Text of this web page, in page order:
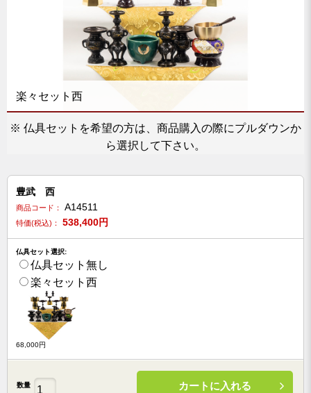
楽々セット西
※ 仏具セットを希望の方は、商品購入の際にプルダウンか
ら選択して下さい。
豊武 西
商品コード： A14511
特価(税込)： 538,400円
仏具セット選択:
仏具セット無し
楽々セット西
68,000円
数量 カートに入れる